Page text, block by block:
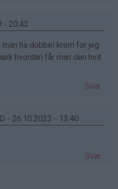
- 20:43
ha dobbel krem for jeg
hvordan får man den hvit
Svar
- 26.10.2023 - 13:40
Svar